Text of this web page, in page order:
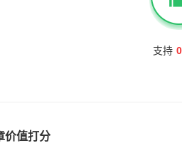
支持 0
价值打分